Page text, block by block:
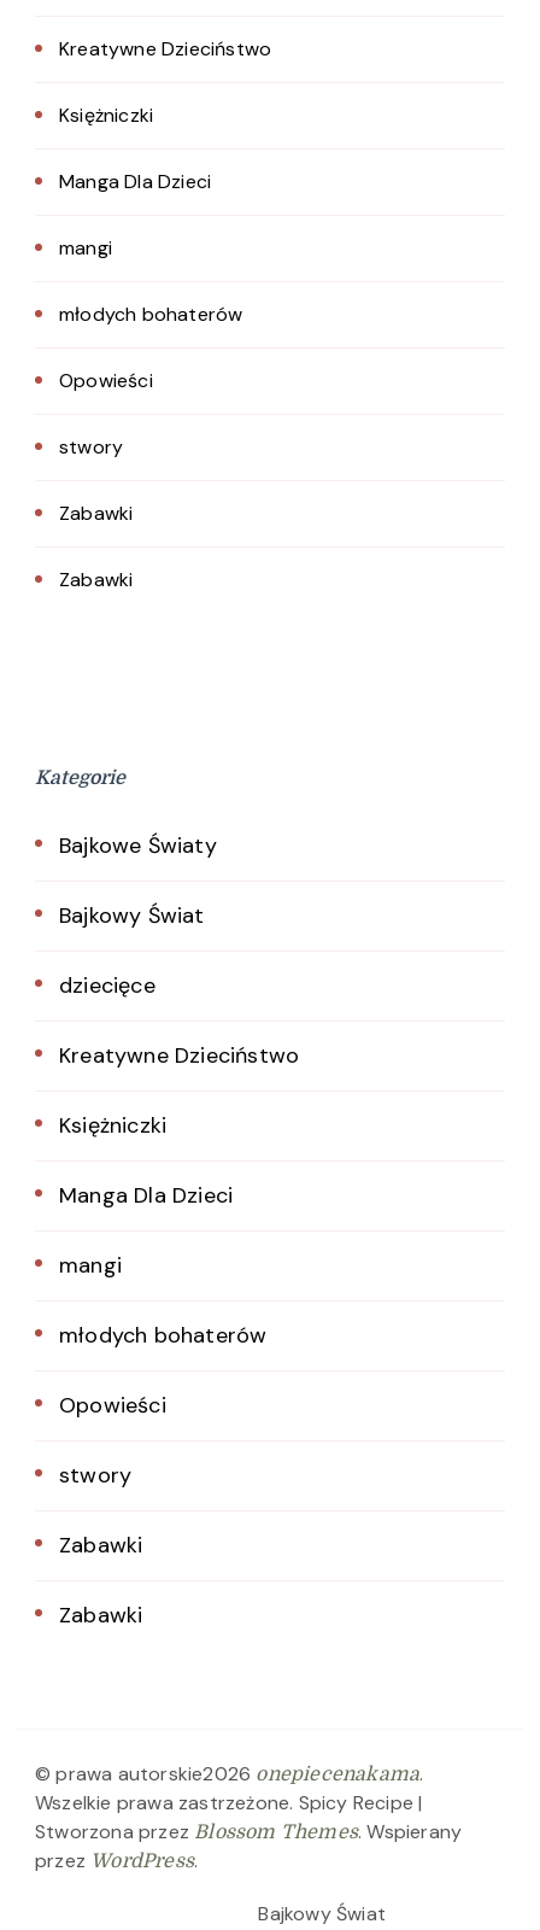
Kreatywne Dzieciństwo
Księżniczki
Manga Dla Dzieci
mangi
młodych bohaterów
Opowieści
stwory
Zabawki
Zabawki
Kategorie
Bajkowe Światy
Bajkowy Świat
dziecięce
Kreatywne Dzieciństwo
Księżniczki
Manga Dla Dzieci
mangi
młodych bohaterów
Opowieści
stwory
Zabawki
Zabawki
© prawa autorskie2026 onepiecenakama.
Wszelkie prawa zastrzeżone. Spicy Recipe |
Stworzona przez Blossom Themes. Wspierany
przez WordPress.
Bajkowy Świat